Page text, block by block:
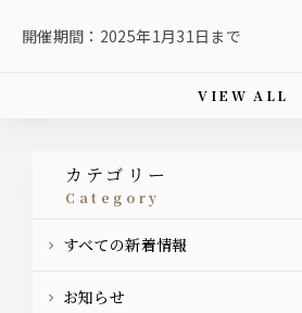
開催期間：2025年1月31日まで
VIEW ALL
カテゴリー
category
すべての新着情報
お知らせ